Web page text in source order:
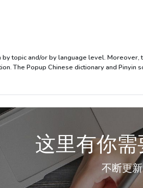
topic and/or by language level.
The Popup Chinese dictionary and
这里有你
不断更